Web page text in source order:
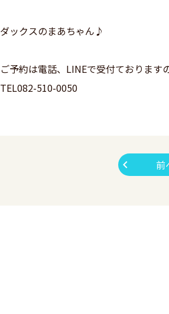
ダックスのまあちゃん♪
ご予約は電話、LINEで受付ております
TEL082-510-0050
前